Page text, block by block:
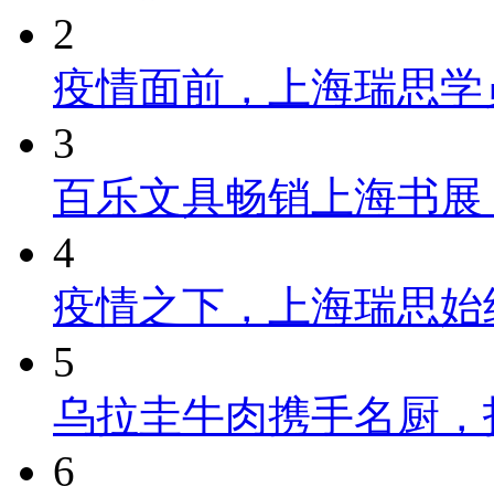
2
疫情面前，上海瑞思
3
百乐文具畅销上海书
4
疫情之下，上海瑞思
5
乌拉圭牛肉携手名厨
6